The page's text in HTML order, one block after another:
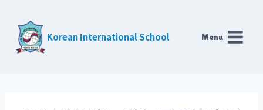
content
Korean International School Menu